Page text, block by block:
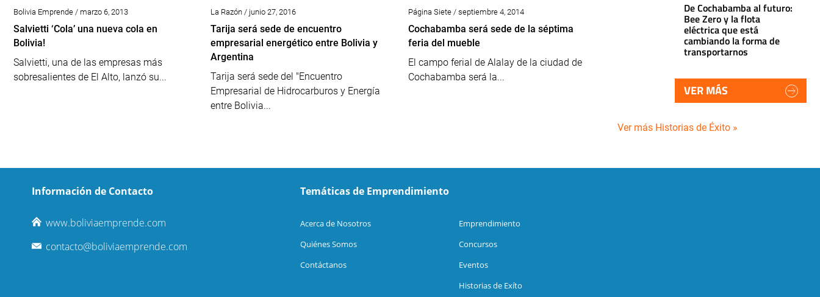
Bolivia Emprende / marzo 6, 2013
Salvietti ‘Cola’ una nueva cola en
Bolivia!
Salvietti, una de las empresas más
sobresalientes de El Alto, lanzó su...
La Razón / junio 27, 2016
Tarija será sede de encuentro
empresarial energético entre Bolivia y
Argentina
Tarija será sede del "Encuentro
Empresarial de Hidrocarburos y Energía
entre Bolivia...
Página Siete / septiembre 4, 2014
Cochabamba será sede de la séptima
feria del mueble
El campo ferial de Alalay de la ciudad de
Cochabamba será la...
De Cochabamba al futuro:
Bee Zero y la flota
eléctrica que está
cambiando la forma de
transportarnos
VER MÁS
Ver más Historias de Éxito »
Información de Contacto
www.boliviaemprende.com
contacto@boliviaemprende.com
Temáticas de Emprendimiento
Acerca de Nosotros
Quiénes Somos
Contáctanos
Emprendimiento
Concursos
Eventos
Historias de Exíto